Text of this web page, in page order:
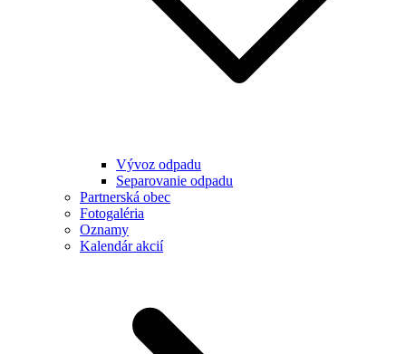
Vývoz odpadu
Separovanie odpadu
Partnerská obec
Fotogaléria
Oznamy
Kalendár akcií